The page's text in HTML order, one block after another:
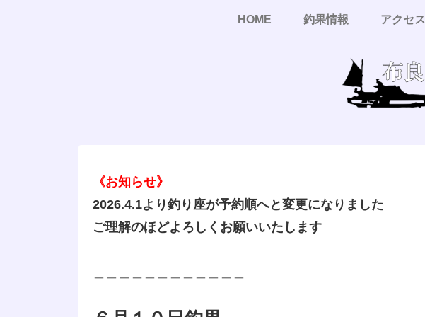
HOME 釣果情報 アクセス
《お知らせ》
2026.4.1より釣り座が予約順へと変更になりました
ご理解のほどよろしくお願いいたします